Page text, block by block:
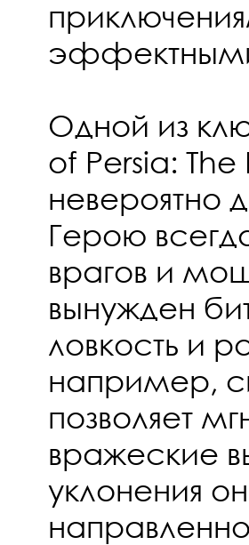
Одной из
of Persia: The
невероятно
Герою
врагов и
вынужден
ловкость и
например,
позволяет
вражеские
уклонения